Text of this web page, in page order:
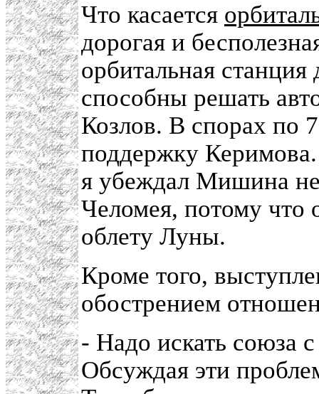
Что касается
дорогая и
орбитальная
способны решать
Козлов. В спорах
поддержку
я убеждал Мишина не
Челомея, потому
облету Луны.
Кроме того,
обострением
- Надо искать союза
Обсуждая эти